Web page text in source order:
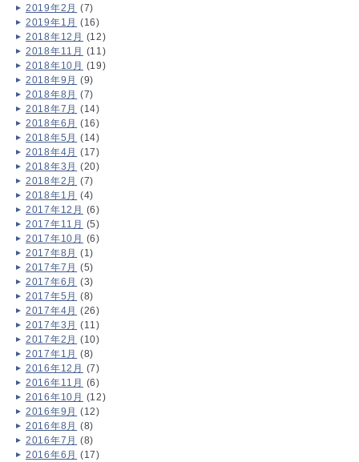
2019年2月 (7)
2019年1月 (16)
2018年12月 (12)
2018年11月 (11)
2018年10月 (19)
2018年9月 (9)
2018年8月 (7)
2018年7月 (14)
2018年6月 (16)
2018年5月 (14)
2018年4月 (17)
2018年3月 (20)
2018年2月 (7)
2018年1月 (4)
2017年12月 (6)
2017年11月 (5)
2017年10月 (6)
2017年8月 (1)
2017年7月 (5)
2017年6月 (3)
2017年5月 (8)
2017年4月 (26)
2017年3月 (11)
2017年2月 (10)
2017年1月 (8)
2016年12月 (7)
2016年11月 (6)
2016年10月 (12)
2016年9月 (12)
2016年8月 (8)
2016年7月 (8)
2016年6月 (17)